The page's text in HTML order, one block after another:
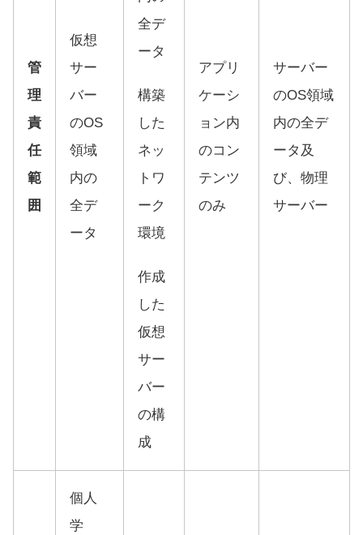
管
理
責
任
範
囲
仮想
サー
バー
のOS
領域
内の
全デ
ータ
全デ
ータ
構築
した
ネッ
トワ
ーク
環境
作成
した
仮想
サー
バー
の構
成
アプリ
ケーシ
ョン内
のコン
テンツ
のみ
サーバー
のOS領域
内の全デ
ータ及
び、物理
サーバー
個人
学